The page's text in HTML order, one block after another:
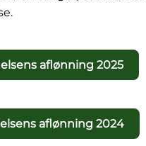
aflønning 2025
aflønning 2024